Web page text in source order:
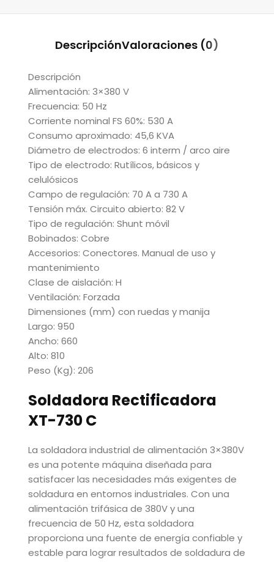
DescripciónValoraciones (0)
Descripción
Alimentación: 3×380 V
Frecuencia: 50 Hz
Corriente nominal FS 60%: 530 A
Consumo aproximado: 45,6 KVA
Diámetro de electrodos: 6 interm / arco aire
Tipo de electrodo: Rutílicos, básicos y
celulósicos
Campo de regulación: 70 A a 730 A
Tensión máx. Circuito abierto: 82 V
Tipo de regulación: Shunt móvil
Bobinados: Cobre
Accesorios: Conectores. Manual de uso y
mantenimiento
Clase de aislación: H
Ventilación: Forzada
Dimensiones (mm) con ruedas y manija
Largo: 950
Ancho: 660
Alto: 810
Peso (Kg): 206
Soldadora Rectificadora
XT-730 C
La soldadora industrial de alimentación 3×380V
es una potente máquina diseñada para
satisfacer las necesidades más exigentes de
soldadura en entornos industriales. Con una
alimentación trifásica de 380V y una
frecuencia de 50 Hz, esta soldadora
proporciona una fuente de energía confiable y
estable para lograr resultados de soldadura de